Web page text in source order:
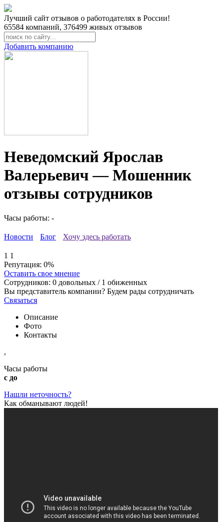
Лучший сайт отзывов о работодателях в России!
65584 компаний, 376499 живых отзывов
Добавить компанию
Неведомский Ярослав
Валерьевич — Мошенник
отзывы сотрудников
Часы работы: -
Новости Блог Хочу здесь работать
1 1
Репутация: 0%
Оставить свое мнение
Сотрудников: 0 довольных / 1 обиженных
Вы представитель компании? Будем рады сотрудничать
Связаться
Описание
Фото
Контакты
,
Часы работы
с до
Нашли неточность?
Как обманывают людей!